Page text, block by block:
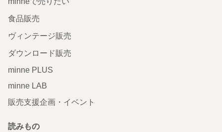
食品販売
ヴィンテージ販売
ダウンロード販売
minne PLUS
minne LAB
販売支援企画・イベント
読みもの